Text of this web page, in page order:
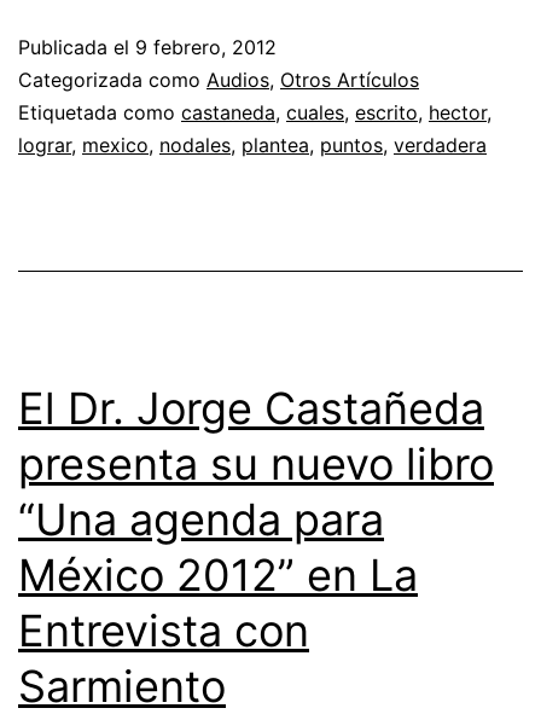
Publicada el 9 febrero, 2012
Categorizada como Audios, Otros Artículos
Etiquetada como castaneda, cuales, escrito, hector,
lograr, mexico, nodales, plantea, puntos, verdadera
El Dr. Jorge Castañeda
presenta su nuevo libro
“Una agenda para
México 2012” en La
Entrevista con
Sarmiento